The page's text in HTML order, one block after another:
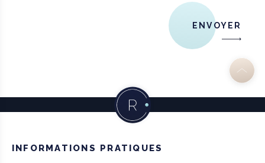
ENVOYER
INFORMATIONS PRATIQUES